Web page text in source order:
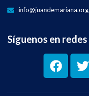
info@juandemariana.org
Síguenos en redes